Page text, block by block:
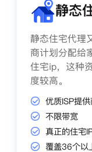
静态
静态住宅代理
商计划分配给
住宅ip，这种
度较高。
优质ISP提
不限带宽
真正的住宅
覆盖36个以